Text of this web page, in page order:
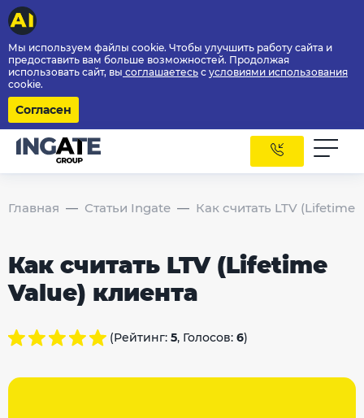
Мы используем файлы cookie. Чтобы улучшить работу сайта и
предоставить вам больше возможностей. Продолжая
использовать сайт, вы соглашаетесь с условиями использования
cookie.
Согласен
Главная Статьи Ingate Как считать LTV (Lifetime
Как считать LTV (Lifetime
Value) клиента
(Рейтинг: 5, Голосов: 6)